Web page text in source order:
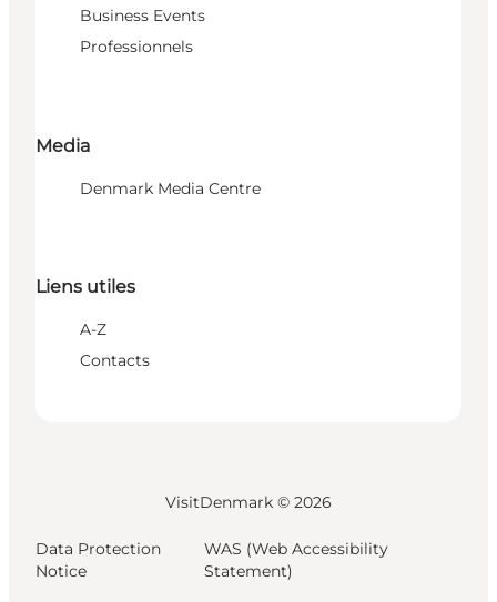
Business Events
Professionnels
Media
Denmark Media Centre
Liens utiles
A-Z
Contacts
VisitDenmark © 2026
Data Protection
Notice
WAS (Web Accessibility
Statement)